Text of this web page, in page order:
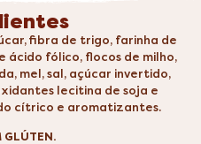
fibra de trigo, farinha de
ácido fólico, flocos de milho,
mel, sal, açúcar invertido,
lecitina de soja e
cítrico e aromatizantes.
GLÚTEN.